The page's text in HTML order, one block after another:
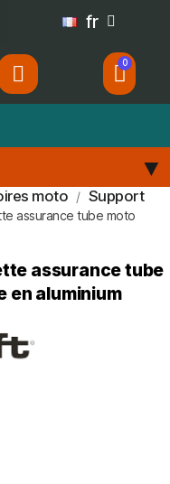
fr
moto
Support
assurance tube moto
assurance tube
en aluminium